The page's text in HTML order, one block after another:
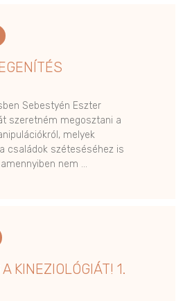
Sebestyén Eszter
szeretném megosztani a
melyek
családok széteséséhez is
nem …
KINEZIOLÓGIÁT! 1.